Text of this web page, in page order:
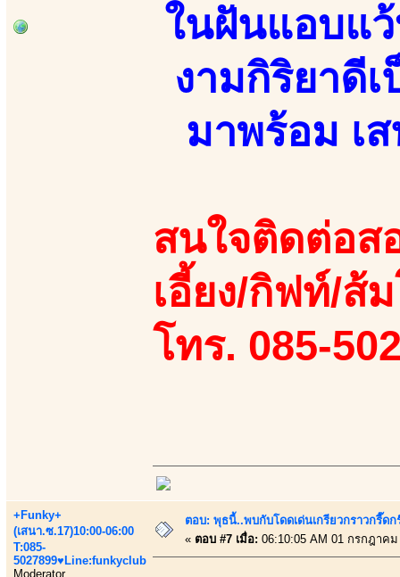
ในฝันแอบแ
งามกิริยาดี
มาพร้อม เ
สนใจติดต่อส
เอี้ยง/กิฟท์/ส้
โทร. 085-
+Funky+
(เสนา.ซ.17)10:00-06:00
T:085-
5027899♥Line:funkyclub
Moderator
ตอบ: พุธนี้..พบกับโดดเด่นเกรียวกราวกรี๊
« ตอบ #7 เมื่อ: 06:10:05 AM 01 กรกฎาคม